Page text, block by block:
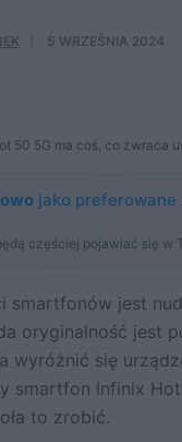
5 WRZEŚNIA 2024
50 5G ma coś, co zwraca
jako preferowane
częściej pojawiać się w
oryginalność jest
wyróżnić się
smartfon Infinix
to zrobić.